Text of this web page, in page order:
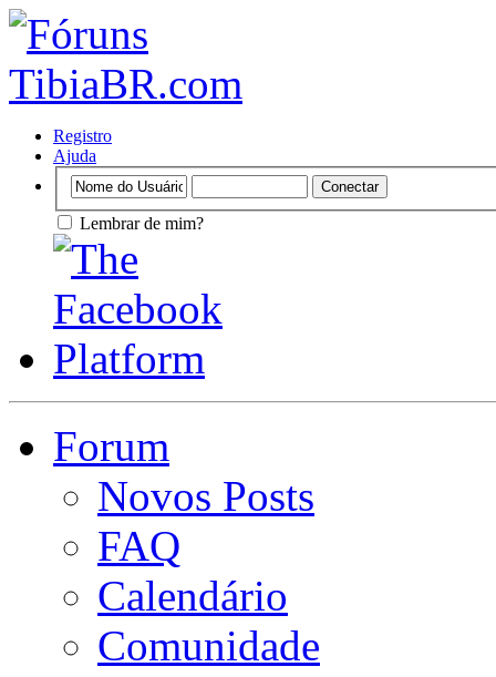
Registro
Ajuda
Lembrar de mim?
Forum
Novos Posts
FAQ
Calendário
Comunidade